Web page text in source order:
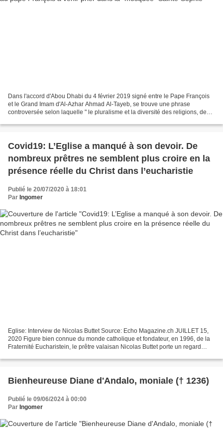
Dans l'accord d'Abou Dhabi du 4 février 2019 signé entre le Pape François
et le Grand Imam d'Al-Azhar Ahmad Al-Tayeb, se trouve une phrase
controversée selon laquelle " le pluralisme et la diversité des religions, des
Covid19: L’Eglise a manqué à son devoir. De
nombreux prêtres ne semblent plus croire en la
présence réelle du Christ dans l’eucharistie
Publié le 20/07/2020 à 18:01
Par Ingomer
Eglise: Interview de Nicolas Buttet Source: Echo Magazine.ch JUILLET 15,
2020 Figure bien connue du monde catholique et fondateur, en 1996, de la
Fraternité Eucharistein, le prêtre valaisan Nicolas Buttet porte un regard
Bienheureuse Diane d'Andalo, moniale († 1236)
Publié le 09/06/2024 à 00:00
Par Ingomer